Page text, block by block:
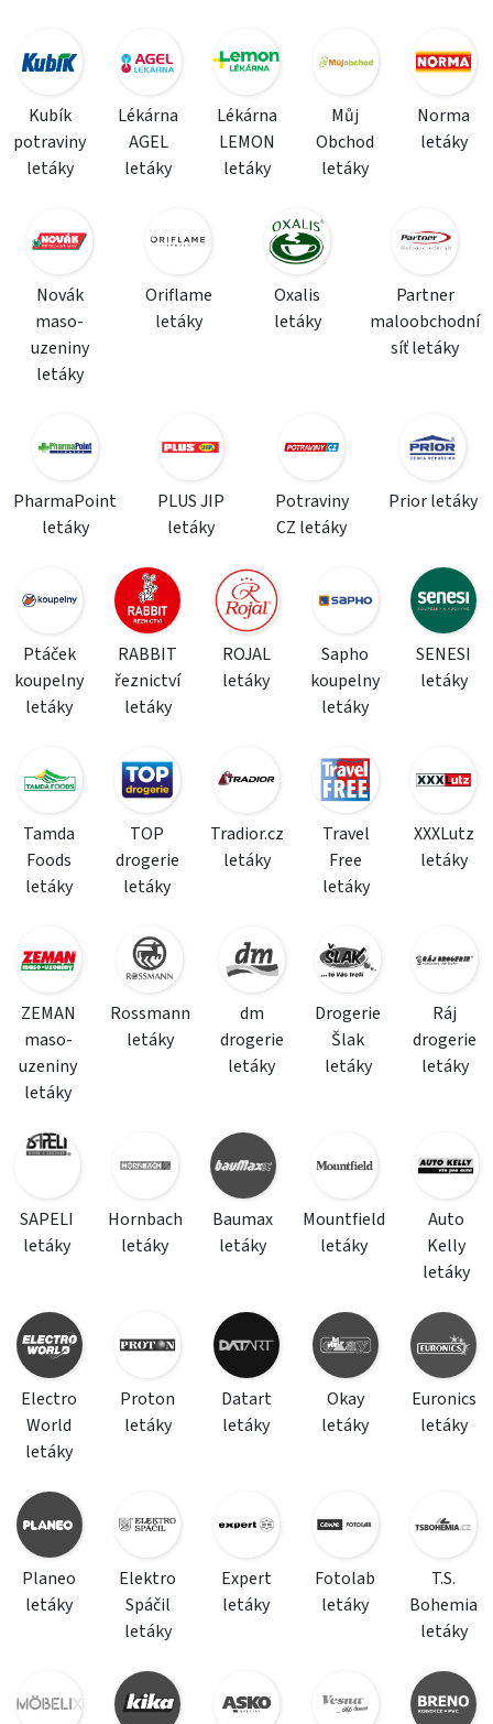
Kubík
potraviny
letáky
Lékárna
AGEL
letáky
Lékárna
LEMON
letáky
Můj
Obchod
letáky
Norma
letáky
Novák
maso-
uzeniny
letáky
Oriflame
letáky
Oxalis
letáky
Partner
maloobchodní
síť letáky
PharmaPoint
letáky
PLUS JIP
letáky
Potraviny
CZ letáky
Prior letáky
Ptáček
koupelny
letáky
RABBIT
řeznictví
letáky
ROJAL
letáky
Sapho
koupelny
letáky
SENESI
letáky
Tamda
Foods
letáky
TOP
drogerie
letáky
Tradior.cz
letáky
Travel
Free
letáky
XXXLutz
letáky
ZEMAN
maso-
uzeniny
letáky
Rossmann
letáky
dm
drogerie
letáky
Drogerie
Šlak
letáky
Ráj
drogerie
letáky
SAPELI
letáky
Hornbach
letáky
Baumax
letáky
Mountfield
letáky
Auto
Kelly
letáky
Electro
World
letáky
Proton
letáky
Datart
letáky
Okay
letáky
Euronics
letáky
Planeo
letáky
Elektro
Spáčil
letáky
Expert
letáky
Fotolab
letáky
T.S.
Bohemia
letáky